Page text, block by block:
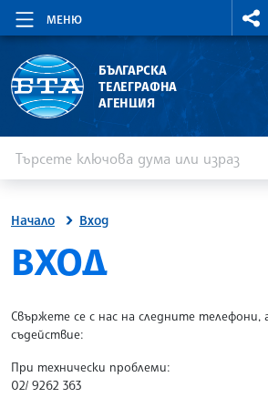
МЕНЮ
БЪЛГАРСКА
ТЕЛЕГРАФНА
АГЕНЦИЯ
Начало Вход
SITE.BTA
ВХОД
Свържете се с нас на следните
съдействие:
При технически проблеми:
02/ 9262 363